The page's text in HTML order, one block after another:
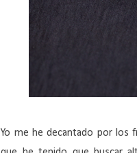
Yo me he decantado por los